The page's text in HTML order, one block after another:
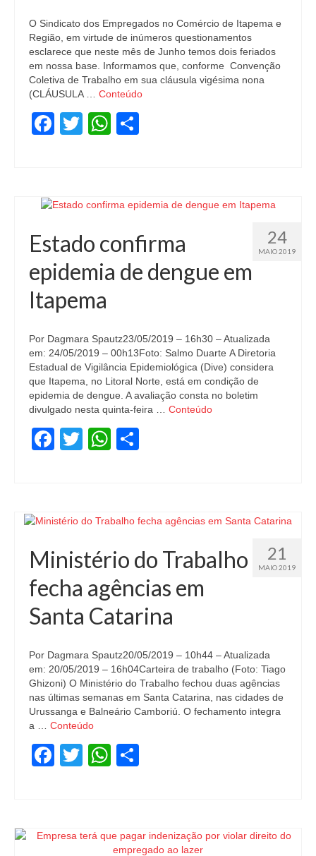
Notícias
Tabelas
Denúncia
Contato
O Sindicato dos Empregados no Comércio de Itapema e
Região, em virtude de inúmeros questionamentos
esclarece que neste mês de Junho temos dois feriados
em nossa base. Informamos que, conforme Convenção
Coletiva de Trabalho em sua cláusula vigésima nona
(CLÁUSULA … Conteúdo
Facebook
TwitterWhatsApp
24
MAIO 2019
Estado confirma
epidemia de dengue em
Itapema
Por Dagmara Spautz23/05/2019 – 16h30 – Atualizada
em: 24/05/2019 – 00h13Foto: Salmo Duarte A Diretoria
Estadual de Vigilância Epidemiológica (Dive) considera
que Itapema, no Litoral Norte, está em condição de
epidemia de dengue. A avaliação consta no boletim
divulgado nesta quinta-feira … Conteúdo
Facebook
TwitterWhatsApp
21
MAIO 2019
Ministério do Trabalho
fecha agências em
Santa Catarina
Por Dagmara Spautz20/05/2019 – 10h44 – Atualizada
em: 20/05/2019 – 16h04Carteira de trabalho (Foto: Tiago
Ghizoni) O Ministério do Trabalho fechou duas agências
nas últimas semanas em Santa Catarina, nas cidades de
Urussanga e Balneário Camboriú. O fechamento integra
a … Conteúdo
Facebook
TwitterWhatsApp